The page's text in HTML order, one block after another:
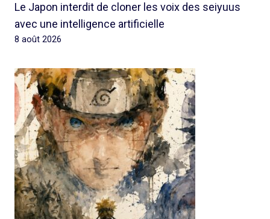
Le Japon interdit de cloner les voix des seiyuus
avec une intelligence artificielle
8 août 2026